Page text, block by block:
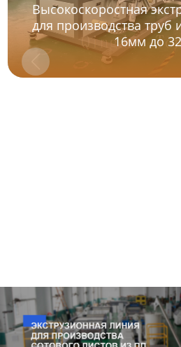
Высокоскоростная
для производства
16мм до